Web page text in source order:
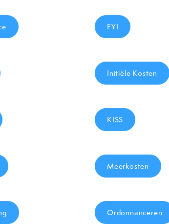
FYI
Initiële Kosten
KISS
Meerkosten
Ordonnanceren